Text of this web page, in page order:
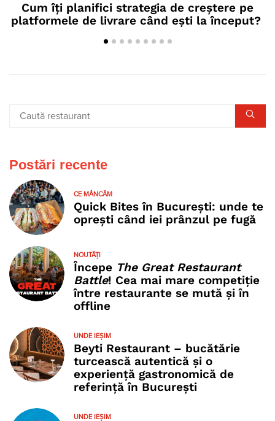
Cum îți planifici strategia de creștere pe
platformele de livrare când ești la început?
Postări recente
CE MÂNCĂM
Quick Bites în București: unde te
oprești când iei prânzul pe fugă
NOUTĂȚI
Începe The Great Restaurant
Battle! Cea mai mare competiție
între restaurante se mută și în
offline
UNDE IEȘIM
Beyti Restaurant – bucătărie
turcească autentică și o
experiență gastronomică de
referință în București
UNDE IEȘIM